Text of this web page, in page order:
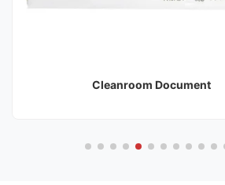
Cleanroom Kleverige Mat